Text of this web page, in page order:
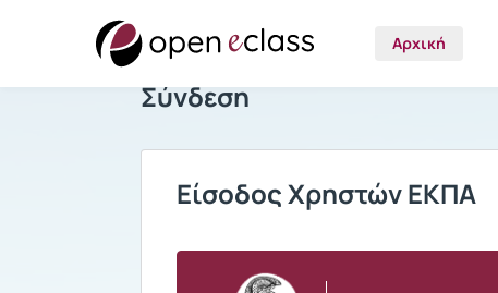
Αρχική
Σύνδεση
Είσοδος Χρηστών ΕΚΠΑ